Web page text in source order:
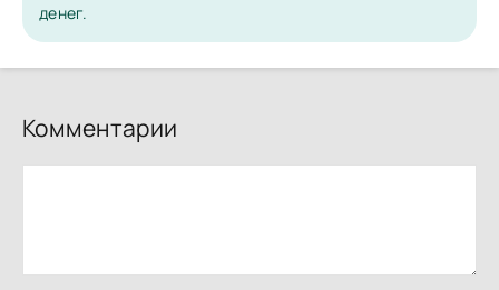
денег.
Комментарии